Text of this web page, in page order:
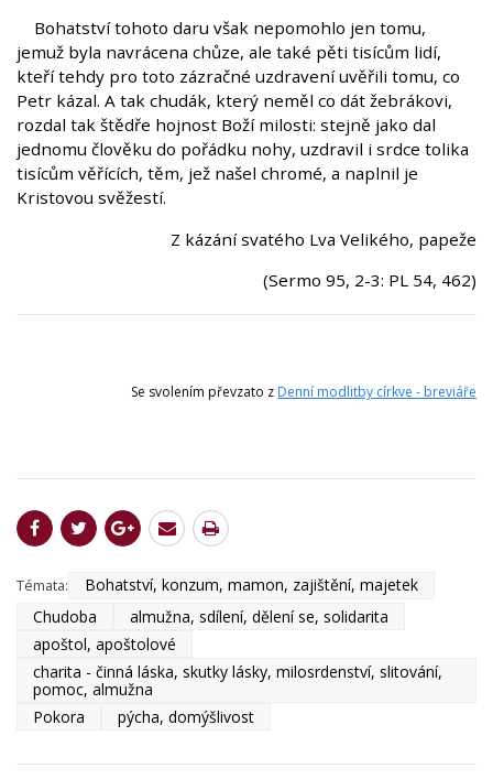
Bohatství tohoto daru však nepomohlo jen tomu,
jemuž byla navrácena chůze, ale také pěti tisícům lidí,
kteří tehdy pro toto zázračné uzdravení uvěřili tomu, co
Petr kázal. A tak chudák, který neměl co dát žebrákovi,
rozdal tak štědře hojnost Boží milosti: stejně jako dal
jednomu člověku do pořádku nohy, uzdravil i srdce tolika
tisícům věřících, těm, jež našel chromé, a naplnil je
Kristovou svěžestí.
Z kázání svatého Lva Velikého, papeže
(Sermo 95, 2-3: PL 54, 462)
Se svolením převzato z Denní modlitby církve - breviáře
Témata:
Bohatství, konzum, mamon, zajištění, majetek
Chudoba
almužna, sdílení, dělení se, solidarita
apoštol, apoštolové
charita - činná láska, skutky lásky, milosrdenství, slitování,
pomoc, almužna
Pokora
pýcha, domýšlivost